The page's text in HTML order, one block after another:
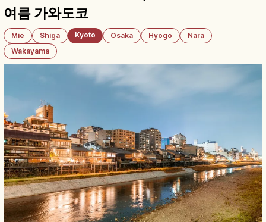
여름 가와도코
Mie Shiga Kyoto Osaka Hyogo
Nara
Wakayama